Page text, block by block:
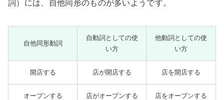
詞）には、自他同形のものが多いようです。
自他同形動詞
自動詞としての使
い方
他動詞としての使
い方
開店する 店が開店する 店を開店する
オープンする 店がオープンする 店をオープンする